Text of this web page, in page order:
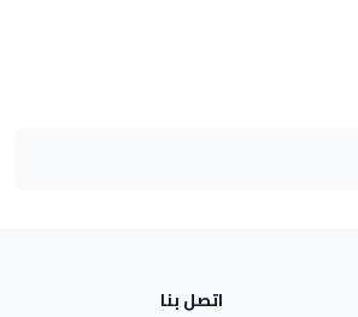
اتصل بنا